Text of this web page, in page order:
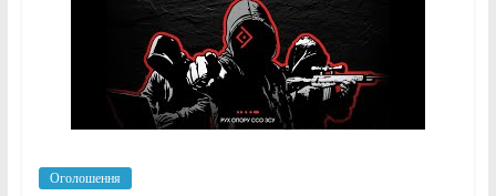
Оголошення